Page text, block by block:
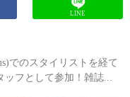
LINE
でのスタイリストを経て
フとして参加！雑誌...